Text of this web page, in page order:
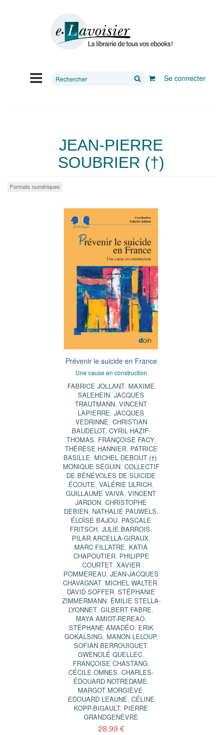
Rechercher
Se connecter
JEAN-PIERRE
SOUBRIER (†)
Formats numériques
Prévenir le suicide en France
Une cause en construction
FABRICE JOLLANT, MAXIME
SALEHEIN, JACQUES
TRAUTMANN, VINCENT
LAPIERRE, JACQUES
VEDRINNE, CHRISTIAN
BAUDELOT, CYRIL HAZIF-
THOMAS, FRANÇOISE FACY,
THÉRÈSE HANNIER, PATRICE
BASILLE, MICHEL DEBOUT (†),
MONIQUE SÉGUIN, COLLECTIF
DE BÉNÉVOLES DE SUICIDE
ÉCOUTE, VALÉRIE ULRICH,
GUILLAUME VAIVA, VINCENT
JARDON, CHRISTOPHE
DEBIEN, NATHALIE PAUWELS,
ÉLOÏSE BAJOU, PASCALE
FRITSCH, JULIE BARROIS,
PILAR ARCELLA-GIRAUX,
MARC FILLATRE, KATIA
CHAPOUTIER, PHILIPPE
COURTET, XAVIER
POMMEREAU, JEAN-JACQUES
CHAVAGNAT, MICHEL WALTER,
DAVID SOFFER, STÉPHANIE
ZIMMERMANN, ÉMILIE STELLA-
LYONNET, GILBERT FABRE,
MAYA AMIOT-REREAO,
STÉPHANE AMADÉO, ERIK
GOKALSING, MANON LELOUP,
SOFIAN BERROUIGUET,
GWENOLÉ QUELLEC,
FRANÇOISE CHASTANG,
CÉCILE OMNES, CHARLES-
ÉDOUARD NOTREDAME,
MARGOT MORGIÈVE,
EDOUARD LEAUNE, CÉLINE
KOPP-BIGAULT, PIERRE
GRANDGENÈVRE
28,99 €